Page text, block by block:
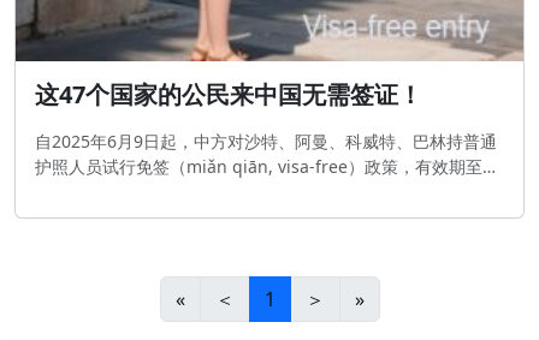
这47个国家的公民来中国无需签证！
自2025年6月9日起，中方对沙特、阿曼、科威特、巴林持普通
护照人员试行免签（miǎn qiān, visa-free）政策，有效期至
问或过境，停留不超过30天可免签入境。
« ＜ 1 ＞ »